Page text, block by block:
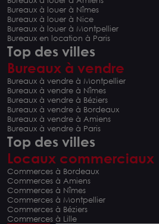
Bureaux à louer à Nîmes
Bureaux à louer à Nice
Bureaux à louer à Montpellier
Bureaux en location à Paris
Top des villes
Bureaux à vendre
Bureaux à vendre à Montpellier
Bureaux à vendre à Nîmes
Bureaux à vendre à Béziers
Bureaux à vendre à Bordeaux
Bureaux à vendre à Amiens
Bureaux à vendre à Paris
Top des villes
Locaux commerciaux
Commerces à Bordeaux
Commerces à Amiens
Commerces à Nîmes
Commerces à Montpellier
Commerces à Béziers
Commerces à Lille